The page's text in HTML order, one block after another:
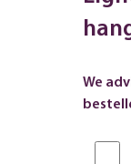
We